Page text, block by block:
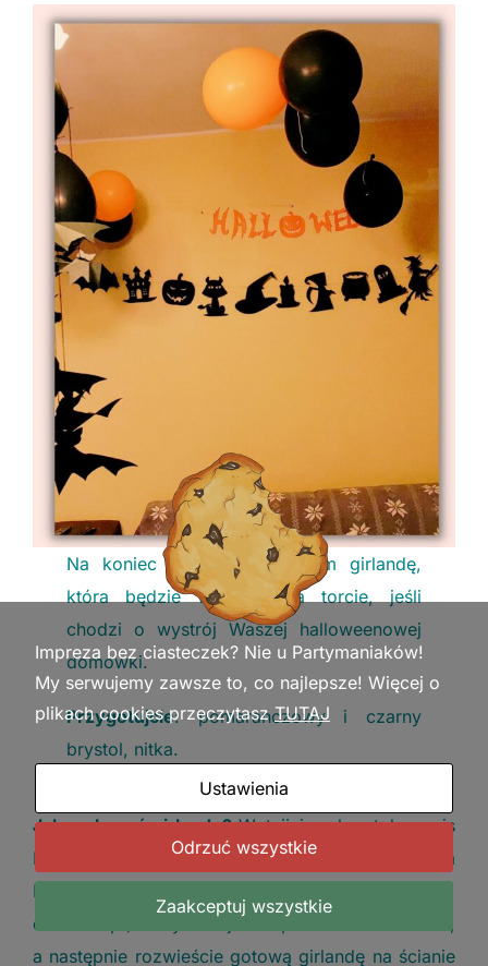
Na koniec prezentujemy Wam girlandę,
która będzie wisienką na torcie, jeśli
chodzi o wystrój Waszej halloweenowej
domówki.
Przygotujcie: pomarańczowy i czarny
brystol, nitka.
Jak wykonać girlandę?Wytnijcie z brystolu napis
HALLOWEEN i symbole związane ze Świętem
Duchów (pająki, nietoperze, duchy, czarownice,
czaszki itp.). Przymocujcie napis i obrazki do nitki,
a następnie rozwieście gotową girlandę na ścianie
Impreza bez ciasteczek? Nie u Partymaniaków!
My serwujemy zawsze to, co najlepsze! Więcej o
plikach cookies przeczytaszTUTAJ
Ustawienia
Odrzuć wszystkie
Zaakceptuj wszystkie